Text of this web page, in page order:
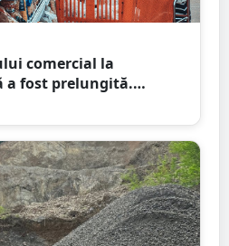
comercial la
a fost prelungită.